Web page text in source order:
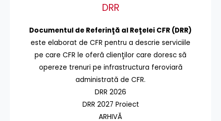
DRR
Documentul de Referinţă al Reţelei CFR (DRR)
este elaborat de CFR pentru a descrie serviciile
pe care CFR le oferă clienţilor care doresc să
opereze trenuri pe infrastructura feroviară
administrată de CFR.
DRR 2026
DRR 2027 Proiect
ARHIVĂ